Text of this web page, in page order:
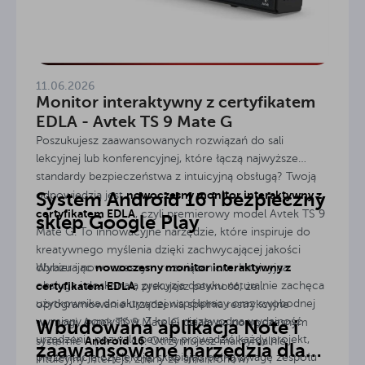
11.06.2026
Monitor interaktywny z certyfikatem
EDLA - Avtek TS 9 Mate G
Poszukujesz zaawansowanych rozwiązań do sali
lekcyjnej lub konferencyjnej, które łączą najwyższe
standardy bezpieczeństwa z intuicyjną obsługą? Twoją
odpowiedzią jestnowoczesny monitor interaktywny z
certyfikatem EDLA, czyli premierowy model Avtek TS 9
Mate G. To innowacyjne narzędzie, które inspiruje do
kreatywnego myślenia dzięki zachwycającej jakości
obrazu i nowoczesnym rozwiązaniom. Intuicyjna
obsługa i doskonała precyzja dotyku naturalnie zachęca
użytkownika do aktywnej współpracy oraz swobodnej
wymiany pomysłów. Z kolei niezawodna wydajność
urządzenia pozwala pewnie prowadzić każdy projekt,
prezentację czy lekcję, skupiając pełną uwagę zespołu
System Android 16 i bezpieczny
sklep Google Play
Wybierającnowoczesny monitor interaktywny z
certyfikatem EDLA, zyskujesz pewność, że
oprogramowanie urządzenia spełnia restrykcyjne
wymogi. Avtek TS 9 Mate G działa na nowoczesnym
systemieAndroid 16. Otrzymujesz maksymalnie
intuicyjny interfejs, znany ze smartfonów,
Wbudowana aplikacja Note i
zaawansowane narzędzia dla